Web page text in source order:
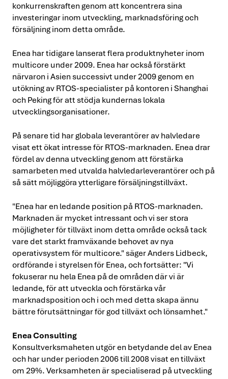
konkurrenskraften genom att koncentrera sina
investeringar inom utveckling, marknadsföring och
försäljning inom detta område.
Enea har tidigare lanserat flera produktnyheter inom
multicore under 2009. Enea har också förstärkt
närvaron i Asien successivt under 2009 genom en
utökning av RTOS-specialister på kontoren i Shanghai
och Peking för att stödja kundernas lokala
utvecklingsorganisationer.
På senare tid har globala leverantörer av halvledare
visat ett ökat intresse för RTOS-marknaden. Enea drar
fördel av denna utveckling genom att förstärka
samarbeten med utvalda halvledarleverantörer och på
så sätt möjliggöra ytterligare försäljningstillväxt.
"Enea har en ledande position på RTOS-marknaden.
Marknaden är mycket intressant och vi ser stora
möjligheter för tillväxt inom detta område också tack
vare det starkt framväxande behovet av nya
operativsystem för multicore." säger Anders Lidbeck,
ordförande i styrelsen för Enea, och fortsätter: "Vi
fokuserar nu hela Enea på de områden där vi är
ledande, för att utveckla och förstärka vår
marknadsposition och i och med detta skapa ännu
bättre förutsättningar för god tillväxt och lönsamhet."
Enea Consulting
Konsultverksmaheten utgör en betydande del av Enea
och har under perioden 2006 till 2008 visat en tillväxt
om 29%. Verksamheten är specialiserad på utveckling